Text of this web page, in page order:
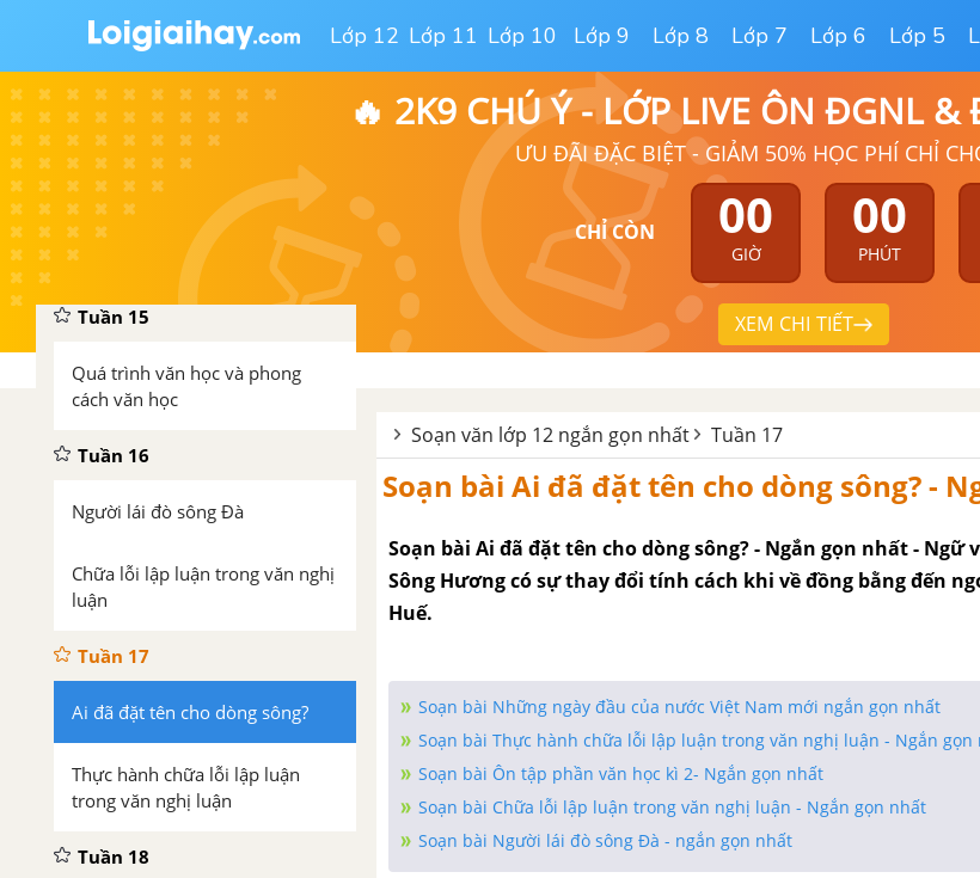
Lớp 12 Lớp 11 Lớp 10 Lớp 9 Lớp 8 Lớp 7 Lớp 6 Lớp 5
🔥 2K9 CHÚ Ý - LỚP LIVE ÔN ĐGNL
ƯU ĐÃI ĐẶC BIỆT - GIẢM 50% HỌC PHÍ CHỈ
CHỈ CÒN 00
GIỜ
00
PHÚT
XEM CHI TIẾT
Đàn ghi ta của Lor-ca
Bác ơi
Tự do
Luyện tập vận dụng kết hợp các
thao tác lập luận
Tuần 15
Quá trình văn học và phong
cách văn học
Tuần 16
Người lái đò sông Đà
Chữa lỗi lập luận trong văn nghị
luận
Tuần 17
Ai đã đặt tên cho dòng sông?
Thực hành chữa lỗi lập luận
trong văn nghị luận
Tuần 18
Soạn văn lớp 12 ngắn gọn nhất Tuần 17
Soạn bài Ai đã đặt tên cho dòng sông? -
Soạn bài Ai đã đặt tên cho dòng sông? - Ngắn gọn nhất - Ngữ
Sông Hương có sự thay đổi tính cách khi về đồng bằng đến
Huế.
Soạn bài Những ngày đầu của nước Việt Nam mới ngắn gọn nhất
Soạn bài Thực hành chữa lỗi lập luận trong văn nghị luận - Ngắn gọn
Soạn bài Ôn tập phần văn học kì 2- Ngắn gọn nhất
Soạn bài Chữa lỗi lập luận trong văn nghị luận - Ngắn gọn nhất
Soạn bài Người lái đò sông Đà - ngắn gọn nhất